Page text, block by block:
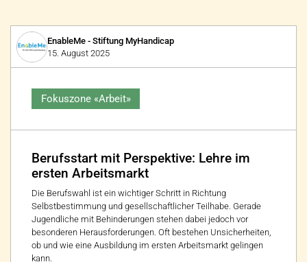
EnableMe - Stiftung MyHandicap
15. August 2025
Fokuszone «Arbeit»
Berufsstart mit Perspektive: Lehre im
ersten Arbeitsmarkt
Die Berufswahl ist ein wichtiger Schritt in Richtung
Selbstbestimmung und gesellschaftlicher Teilhabe. Gerade
Jugendliche mit Behinderungen stehen dabei jedoch vor
besonderen Herausforderungen. Oft bestehen Unsicherheiten,
ob und wie eine Ausbildung im ersten Arbeitsmarkt gelingen
kann.